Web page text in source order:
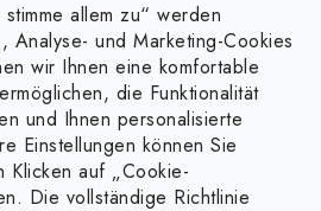
allem zu“ werden
Analyse- und Marketing-Cookies
wir Ihnen eine komfortable
die Funktionalität
und Ihnen personalisierte
Einstellungen können Sie
auf „Cookie-
Die vollständige Richtlinie
Taschen